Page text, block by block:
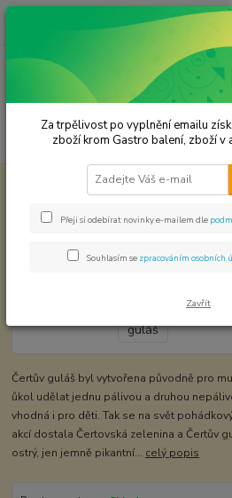
Koření od Samuela podle způsobu
Čertův guláš
Čertův guláš byl vytvořena původně pro
ůkol udělat jednu pálivou a druhou
vhodná i pro děti. Tak se na svět
akcí dostala Čertovská zelenina a Čertův
ostrý, jen jemně pikantní... celý popis
Za trpělivost po vyplnění emailu
zboží krom Gastro balení, zboží v
Přeji si odebírat novinky e-mailem dle
Souhlasím se zpracováním osobních
Zavřít